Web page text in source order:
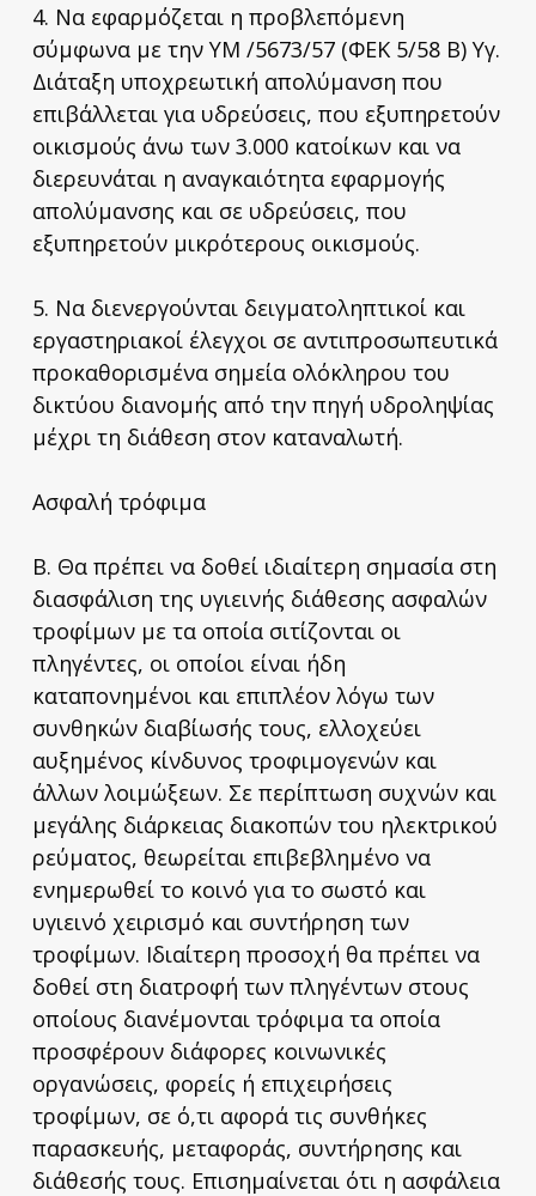
4. Να εφαρμόζεται η προβλεπόμενη
σύμφωνα με την ΥΜ /5673/57 (ΦΕΚ 5/58 Β) Υγ.
Διάταξη υποχρεωτική απολύμανση που
επιβάλλεται για υδρεύσεις, που εξυπηρετούν
οικισμούς άνω των 3.000 κατοίκων και να
διερευνάται η αναγκαιότητα εφαρμογής
απολύμανσης και σε υδρεύσεις, που
εξυπηρετούν μικρότερους οικισμούς.
5. Να διενεργούνται δειγματοληπτικοί και
εργαστηριακοί έλεγχοι σε αντιπροσωπευτικά
προκαθορισμένα σημεία ολόκληρου του
δικτύου διανομής από την πηγή υδροληψίας
μέχρι τη διάθεση στον καταναλωτή.
Ασφαλή τρόφιμα
Β. Θα πρέπει να δοθεί ιδιαίτερη σημασία στη
διασφάλιση της υγιεινής διάθεσης ασφαλών
τροφίμων με τα οποία σιτίζονται οι
πληγέντες, οι οποίοι είναι ήδη
καταπονημένοι και επιπλέον λόγω των
συνθηκών διαβίωσής τους, ελλοχεύει
αυξημένος κίνδυνος τροφιμογενών και
άλλων λοιμώξεων. Σε περίπτωση συχνών και
μεγάλης διάρκειας διακοπών του ηλεκτρικού
ρεύματος, θεωρείται επιβεβλημένο να
ενημερωθεί το κοινό για το σωστό και
υγιεινό χειρισμό και συντήρηση των
τροφίμων. Ιδιαίτερη προσοχή θα πρέπει να
δοθεί στη διατροφή των πληγέντων στους
οποίους διανέμονται τρόφιμα τα οποία
προσφέρουν διάφορες κοινωνικές
οργανώσεις, φορείς ή επιχειρήσεις
τροφίμων, σε ό,τι αφορά τις συνθήκες
παρασκευής, μεταφοράς, συντήρησης και
διάθεσής τους. Επισημαίνεται ότι η ασφάλεια